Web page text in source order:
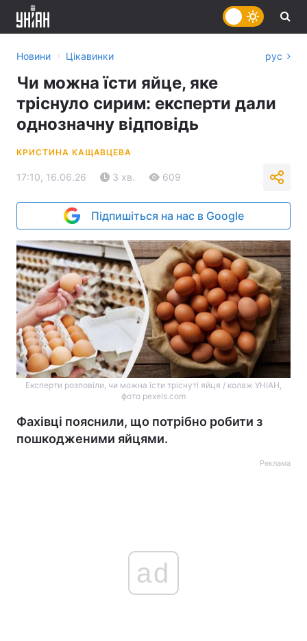
Новини › Цікавинки рус
Чи можна їсти яйце, яке
тріснуло сирим: експерти дали
однозначну відповідь
КРИСТИНА КАЩАВЦЕВА
17:10, 16.06.26 3 хв. 609
Підпишіться на нас в Google
Експерти розповіли, чи можна їсти тріснуті яйця / колаж УНІАН,
фото pexels.com
Фахівці пояснили, що потрібно робити з
пошкодженими яйцями.
Реклама
ad